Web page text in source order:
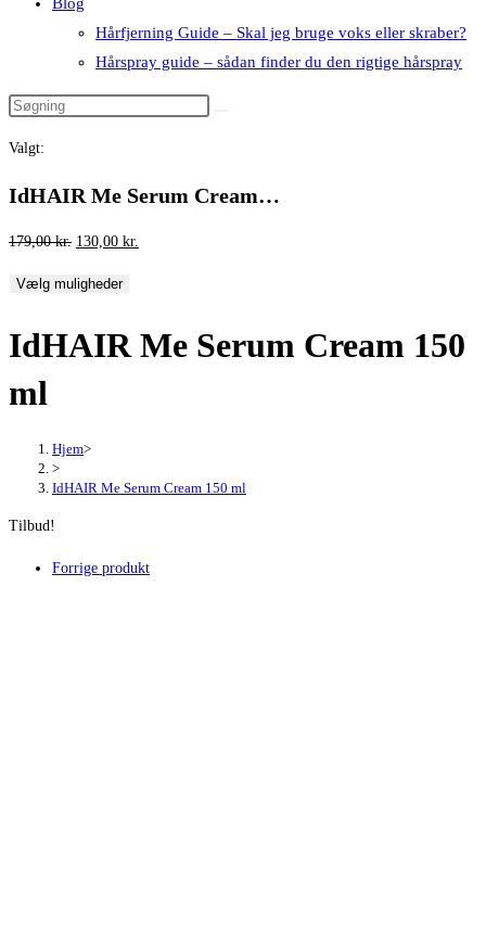
Hårfjerning Guide – Skal jeg bruge voks eller skraber?
Hårspray guide – sådan finder du den rigtige hårspray
Valgt:
IdHAIR Me Serum Cream…
179,00kr. Den
pris
179,00 kr..
130,00 kr.
130,00 kr..
Vælg muligheder
IdHAIR Me Serum Cream 150
ml
Hjem>
>
IdHAIR Me Serum Cream 150 ml
Tilbud!
Forrige produkt